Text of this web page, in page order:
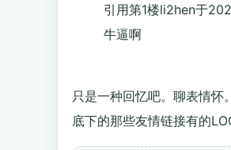
引用第1楼li2hen于
牛逼啊
只是一种回忆吧。聊表情怀。
底下的那些友情链接有的